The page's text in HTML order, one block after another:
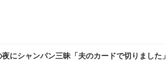
にシャンパン三昧「夫のカードで切りました」